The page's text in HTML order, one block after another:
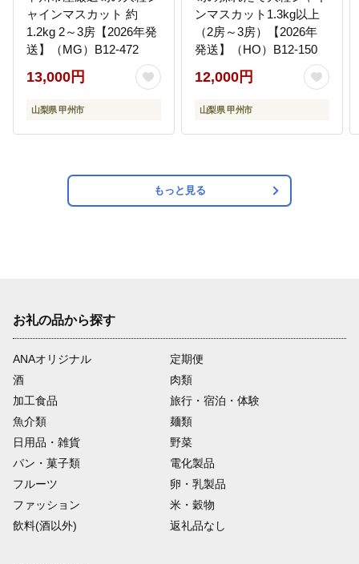
ャインマスカット 約
1.2kg 2～3房【2026年発
送】（MG）B12-472
13,000円
山梨県 甲州市
ンマスカット1.3kg以上
（2房～3房）【2026年
発送】（HO）B12-150
12,000円
山梨県 甲州市
もっと見る
お礼の品から探す
ANAオリジナル
定期便
酒
肉類
加工食品
旅行・宿泊・体験
魚介類
麺類
日用品・雑貨
野菜
パン・菓子類
電化製品
フルーツ
卵・乳製品
ファッション
米・穀物
飲料(酒以外)
返礼品なし